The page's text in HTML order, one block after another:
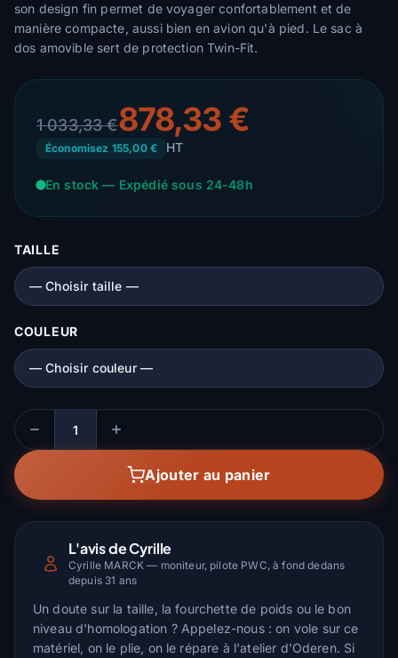
son design fin permet de voyager confortablement et de
manière compacte, aussi bien en avion qu'à pied. Le sac à
dos amovible sert de protection Twin-Fit.
1 033,33 €878,33 €
Économisez 155,00 € HT
En stock — Expédié sous 24-48h
TAILLE
COULEUR
Quantité
Ajouter au panier
L'avis de Cyrille
Cyrille MARCK — moniteur, pilote PWC, à fond dedans
depuis 31 ans
Un doute sur la taille, la fourchette de poids ou le bon
niveau d'homologation ? Appelez-nous : on vole sur ce
matériel, on le plie, on le répare à l'atelier d'Oderen. Si